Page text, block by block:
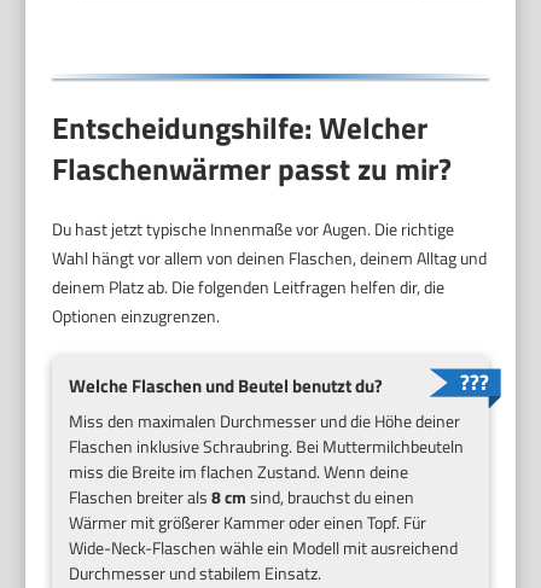
Entscheidungshilfe: Welcher
Flaschenwärmer passt zu mir?
Du hast jetzt typische Innenmaße vor Augen. Die richtige
Wahl hängt vor allem von deinen Flaschen, deinem Alltag und
deinem Platz ab. Die folgenden Leitfragen helfen dir, die
Optionen einzugrenzen.
Welche Flaschen und Beutel benutzt du?
Miss den maximalen Durchmesser und die Höhe deiner
Flaschen inklusive Schraubring. Bei Muttermilchbeuteln
miss die Breite im flachen Zustand. Wenn deine
Flaschen breiter als8 cmsind, brauchst du einen
Wärmer mit größerer Kammer oder einen Topf. Für
Wide-Neck-Flaschen wähle ein Modell mit ausreichend
Durchmesser und stabilem Einsatz.